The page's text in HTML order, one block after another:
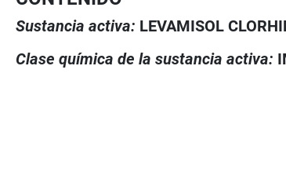
Sustancia activa: LEVAMISOL
Clase química de la sustancia activa: